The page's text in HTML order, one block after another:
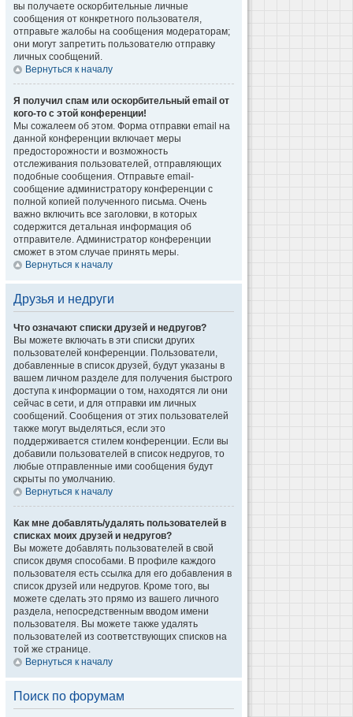
вы получаете оскорбительные личные
сообщения от конкретного пользователя,
отправьте жалобы на сообщения модераторам;
они могут запретить пользователю отправку
личных сообщений.
Вернуться к началу
Я получил спам или оскорбительный email от
кого-то с этой конференции!
Мы сожалеем об этом. Форма отправки email на
данной конференции включает меры
предосторожности и возможность
отслеживания пользователей, отправляющих
подобные сообщения. Отправьте email-
сообщение администратору конференции с
полной копией полученного письма. Очень
важно включить все заголовки, в которых
содержится детальная информация об
отправителе. Администратор конференции
сможет в этом случае принять меры.
Вернуться к началу
Друзья и недруги
Что означают списки друзей и недругов?
Вы можете включать в эти списки других
пользователей конференции. Пользователи,
добавленные в список друзей, будут указаны в
вашем личном разделе для получения быстрого
доступа к информации о том, находятся ли они
сейчас в сети, и для отправки им личных
сообщений. Сообщения от этих пользователей
также могут выделяться, если это
поддерживается стилем конференции. Если вы
добавили пользователей в список недругов, то
любые отправленные ими сообщения будут
скрыты по умолчанию.
Вернуться к началу
Как мне добавлять/удалять пользователей в
списках моих друзей и недругов?
Вы можете добавлять пользователей в свой
список двумя способами. В профиле каждого
пользователя есть ссылка для его добавления в
список друзей или недругов. Кроме того, вы
можете сделать это прямо из вашего личного
раздела, непосредственным вводом имени
пользователя. Вы можете также удалять
пользователей из соответствующих списков на
той же странице.
Вернуться к началу
Поиск по форумам